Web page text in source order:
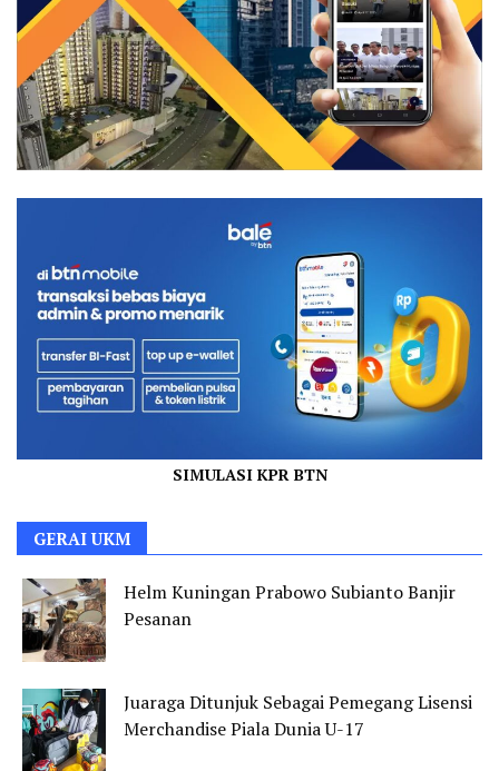
SIMULASI KPR BTN
GERAI UKM
Helm Kuningan Prabowo Subianto Banjir
Pesanan
Juaraga Ditunjuk Sebagai Pemegang Lisensi
Merchandise Piala Dunia U-17